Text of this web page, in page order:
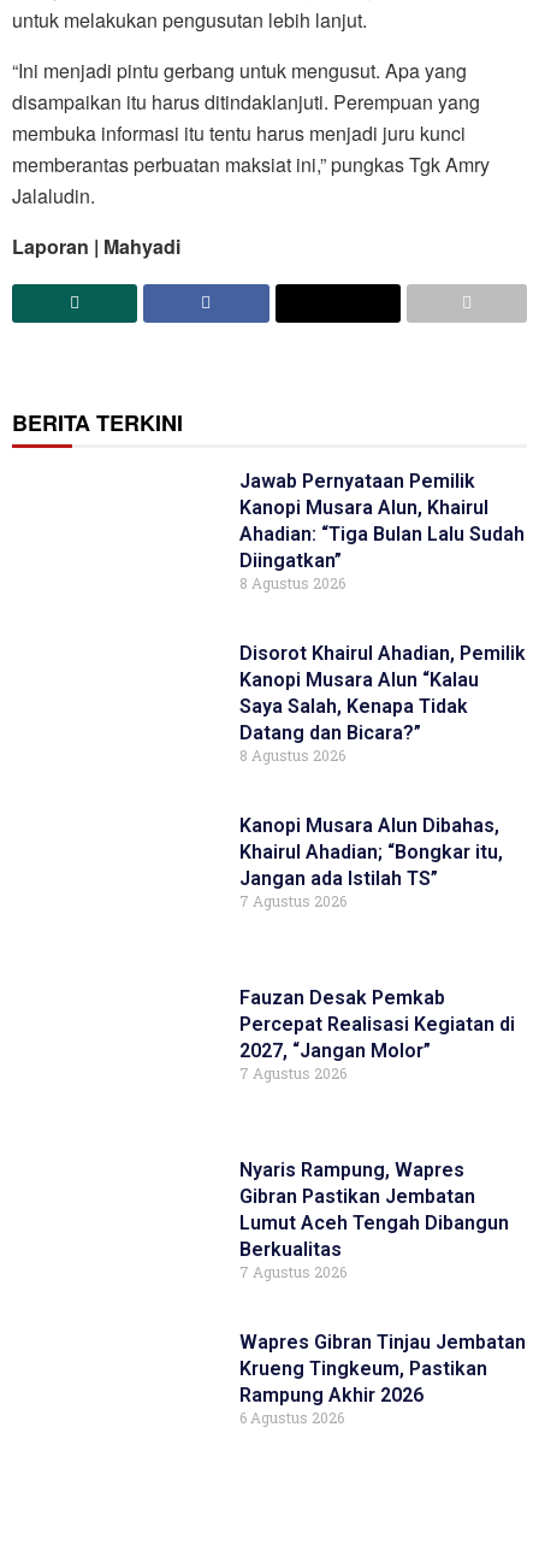
untuk melakukan pengusutan lebih lanjut.
“Ini menjadi pintu gerbang untuk mengusut. Apa yang
disampaikan itu harus ditindaklanjuti. Perempuan yang
membuka informasi itu tentu harus menjadi juru kunci
memberantas perbuatan maksiat ini,” pungkas Tgk Amry
Jalaludin.
Laporan | Mahyadi
BERITA TERKINI
Jawab Pernyataan Pemilik
Kanopi Musara Alun, Khairul
Ahadian: “Tiga Bulan Lalu Sudah
Diingatkan”
8 Agustus 2026
Disorot Khairul Ahadian, Pemilik
Kanopi Musara Alun “Kalau
Saya Salah, Kenapa Tidak
Datang dan Bicara?”
8 Agustus 2026
Kanopi Musara Alun Dibahas,
Khairul Ahadian; “Bongkar itu,
Jangan ada Istilah TS”
7 Agustus 2026
Fauzan Desak Pemkab
Percepat Realisasi Kegiatan di
2027, “Jangan Molor”
7 Agustus 2026
Nyaris Rampung, Wapres
Gibran Pastikan Jembatan
Lumut Aceh Tengah Dibangun
Berkualitas
7 Agustus 2026
Wapres Gibran Tinjau Jembatan
Krueng Tingkeum, Pastikan
Rampung Akhir 2026
6 Agustus 2026